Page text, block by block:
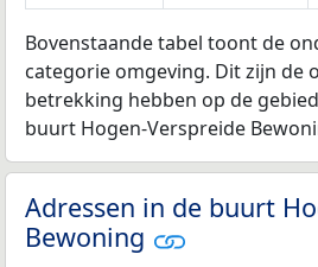
Bovenstaande tabel toont de
categorie omgeving. Dit zijn de
betrekking hebben op de
buurt Hogen-Verspreide
Adressen in de buurt
Bewoning